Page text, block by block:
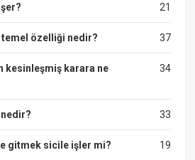
21
37
temel özelliği nedir?
34
kesinleşmiş karara ne
33
19
gitmek sicile işler mi?